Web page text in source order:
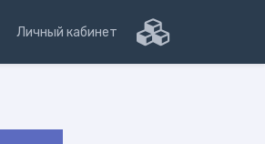
Личный кабинет